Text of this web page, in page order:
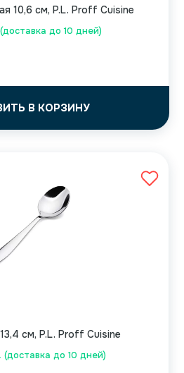
до 10 дней)
10,6 см, P.L. Proff Cuisine
В КОРЗИНУ
до 10 дней)
см, P.L. Proff Cuisine